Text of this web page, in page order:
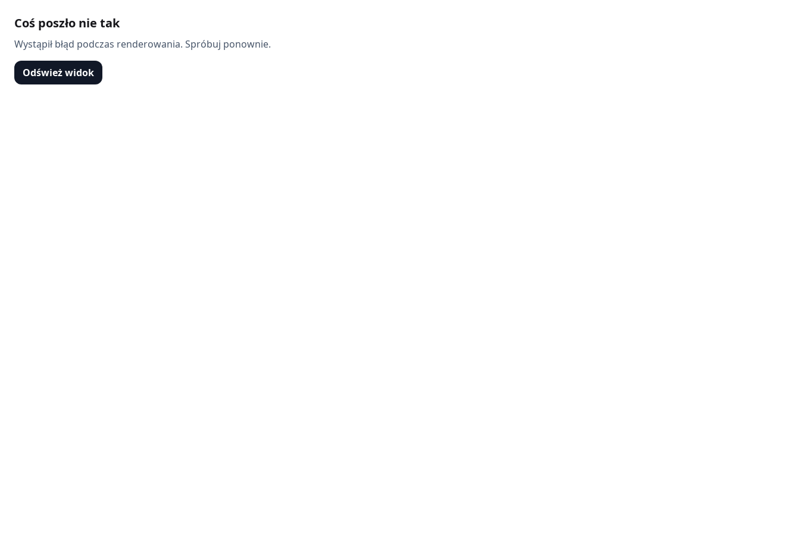
Coś poszło nie tak
Wystąpił błąd podczas renderowania. Spróbuj ponownie.
Odśwież widok